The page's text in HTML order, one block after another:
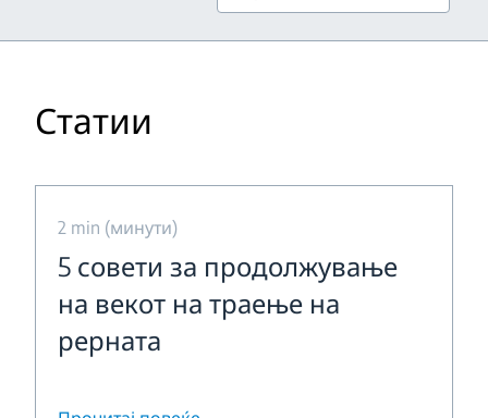
Статии
2 min (минути)
5 совети за продолжување
на векот на траење на
рерната